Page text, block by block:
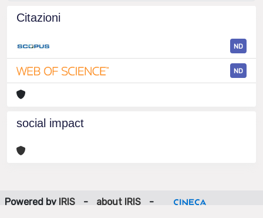
Citazioni
ND
ND
social impact
Powered by IRIS - about IRIS
-